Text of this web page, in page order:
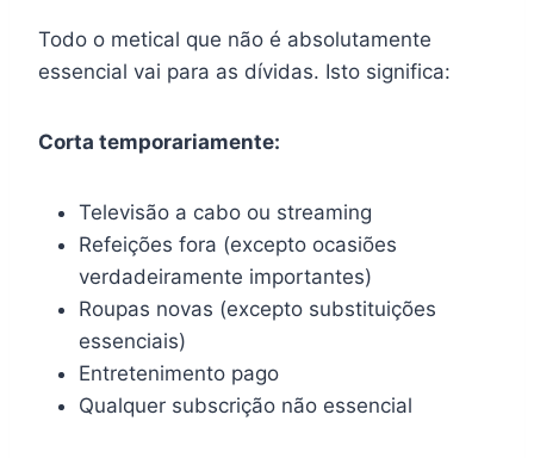
Todo o metical que não é absolutamente
essencial vai para as dívidas. Isto significa:
Corta temporariamente:
Televisão a cabo ou streaming
Refeições fora (excepto ocasiões
verdadeiramente importantes)
Roupas novas (excepto substituições
essenciais)
Entretenimento pago
Qualquer subscrição não essencial